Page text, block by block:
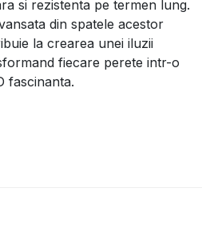
si rezistenta pe termen lung.
din spatele acestor
la crearea unei iluzii
fiecare perete intr-o
fascinanta.